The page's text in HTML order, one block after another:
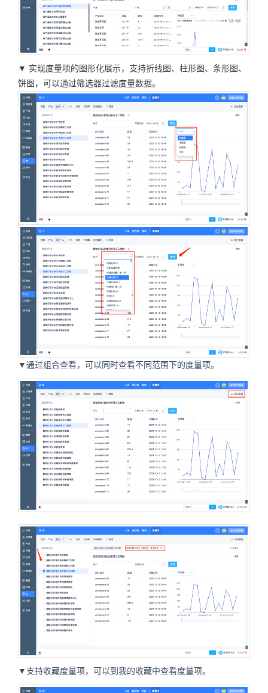
▼ 实现度量项的图形化展示，支持折线图、柱形图、条形图、
饼图，可以通过筛选器过滤度量数据。
▼通过组合查看，可以同时查看不同范围下的度量项。
▼支持收藏度量项，可以到我的收藏中查看度量项。